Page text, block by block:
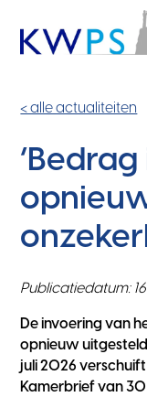
< alle actualiteiten
‘Bedrag
Publicatiedatum:
De invoering van
opnieuw
juli 2026
Kamerbrief van